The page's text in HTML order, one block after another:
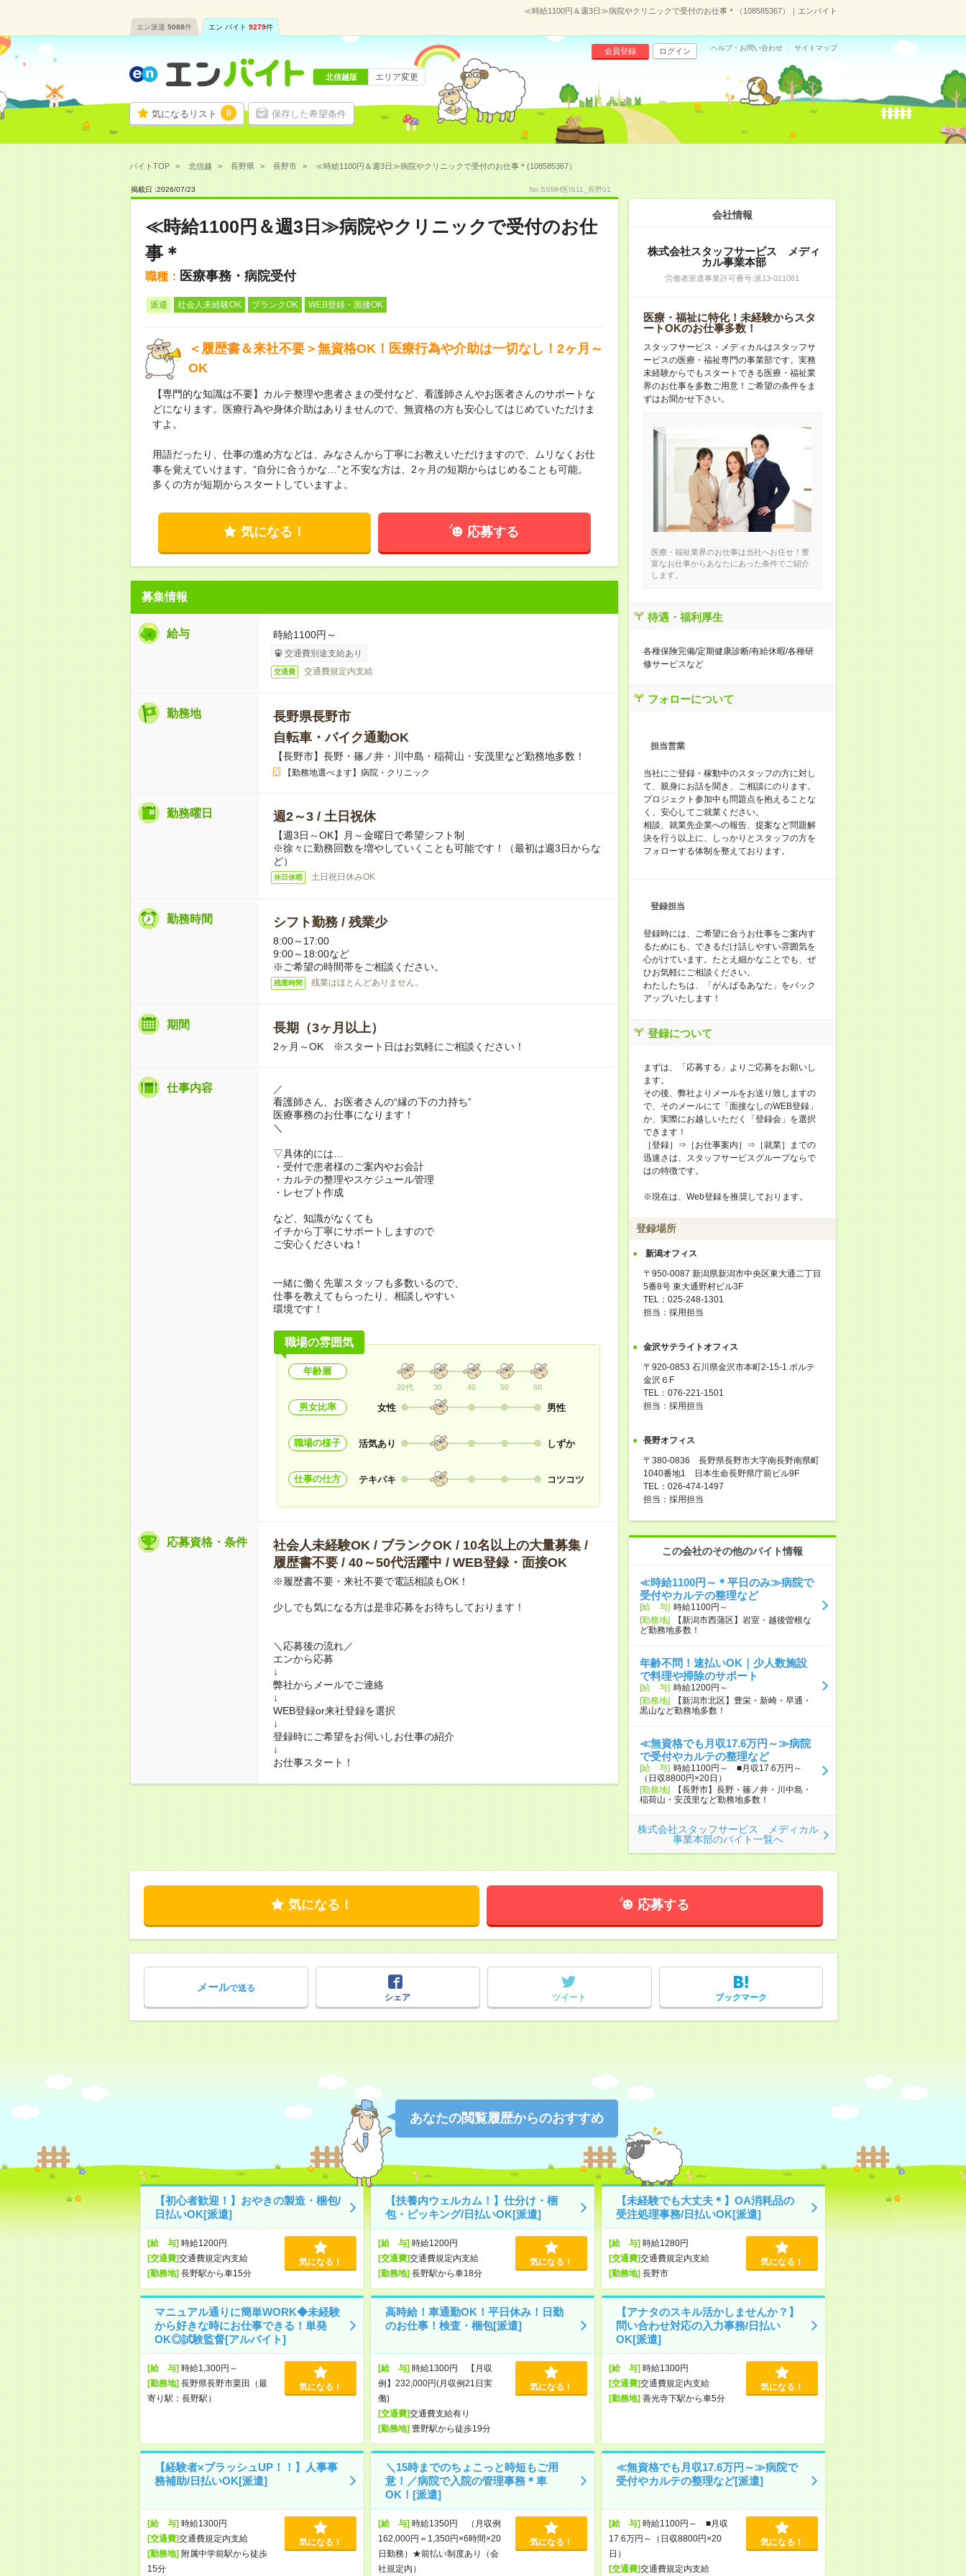
≪時給1100円＆週3日≫病院やクリニックで受付のお仕事＊（108585367）｜エンバイト
エン派遣 5088件 エン バイト 9279件
気になるリスト 0 保存した希望条件
会員登録 ログイン ヘルプ・お問い合わせ サイトマップ
北信越版 エリア変更
バイトTOP 北信越 長野県 長野市 ≪時給1100円＆週3日≫病院やクリニックで受付のお仕事＊(108585367）
掲載日 :2026/07/23 No.SSMH医IS11_長野01
≪時給1100円＆週3日≫病院やクリニックで受付のお仕
事＊
職種： 医療事務・病院受付
派遣 社会人未経験OK ブランクOK WEB登録・面接OK
＜履歴書＆来社不要＞無資格OK！医療行為や介助は一切なし！2ヶ月～
OK
【専門的な知識は不要】カルテ整理や患者さまの受付など、看護師さんやお医者さんのサポートな
どになります。医療行為や身体介助はありませんので、無資格の方も安心してはじめていただけま
すよ。
用語だったり、仕事の進め方などは、みなさんから丁寧にお教えいただけますので、ムリなくお仕
事を覚えていけます。“自分に合うかな…”と不安な方は、2ヶ月の短期からはじめることも可能。
多くの方が短期からスタートしていますよ。
気になる！ 応募する
募集情報
給与 時給1100円～
交通費別途支給あり
交通費 交通費規定内支給
勤務地
長野県長野市
自転車・バイク通勤OK
【長野市】長野・篠ノ井・川中島・稲荷山・安茂里など勤務地多数！
【勤務地選べます】病院・クリニック
勤務曜日 週2～3 / 土日祝休
【週3日～OK】月～金曜日で希望シフト制
※徐々に勤務回数を増やしていくことも可能です！（最初は週3日からな
ど）
休日休暇 土日祝日休みOK
勤務時間 シフト勤務 / 残業少
8:00～17:00
9:00～18:00など
※ご希望の時間帯をご相談ください。
残業時間 残業はほとんどありません。
期間 長期（3ヶ月以上）
2ヶ月～OK ※スタート日はお気軽にご相談ください！
仕事内容
／
看護師さん、お医者さんの“縁の下の力持ち”
医療事務のお仕事になります！
＼
▽具体的には…
・受付で患者様のご案内やお会計
・カルテの整理やスケジュール管理
・レセプト作成
など、知識がなくても
イチから丁寧にサポートしますので
ご安心くださいね！
一緒に働く先輩スタッフも多数いるので、
仕事を教えてもらったり、相談しやすい
環境です！
職場の雰囲気
年齢層
20代 30 40 50 60
男女比率 女性 男性
職場の様子 活気あり しずか
仕事の仕方 テキパキ コツコツ
応募資格・条件
社会人未経験OK / ブランクOK / 10名以上の大量募集 /
履歴書不要 / 40～50代活躍中 / WEB登録・面接OK
※履歴書不要・来社不要で電話相談もOK！
少しでも気になる方は是非応募をお待ちしております！
＼応募後の流れ／
エンから応募
↓
弊社からメールでご連絡
↓
WEB登録or来社登録を選択
↓
登録時にご希望をお伺いしお仕事の紹介
↓
お仕事スタート！
会社情報
株式会社スタッフサービス メディ
カル事業本部
労働者派遣事業許可番号:派13-011061
医療・福祉に特化！未経験からスタ
ートOKのお仕事多数！
スタッフサービス・メディカルはスタッフサ
ービスの医療・福祉専門の事業部です。実務
未経験からでもスタートできる医療・福祉業
界のお仕事を多数ご用意！ご希望の条件をま
ずはお聞かせ下さい。
医療・福祉業界のお仕事は当社へお任せ！豊
富なお仕事からあなたにあった条件でご紹介
します。
待遇・福利厚生
各種保険完備/定期健康診断/有給休暇/各種研
修サービスなど
フォローについて
担当営業
当社にご登録・稼動中のスタッフの方に対し
て、親身にお話を聞き、ご相談にのります。
プロジェクト参加中も問題点を抱えることな
く、安心してご就業ください。
相談、就業先企業への報告、提案など問題解
決を行う以上に、しっかりとスタッフの方を
フォローする体制を整えております。
登録担当
登録時には、ご希望に合うお仕事をご案内す
るためにも、できるだけ話しやすい雰囲気を
心がけています。たとえ細かなことでも、ぜ
ひお気軽にご相談ください。
わたしたちは、「がんばるあなた」をバック
アップいたします！
登録について
まずは、「応募する」よりご応募をお願いし
ます。
その後、弊社よりメールをお送り致しますの
で、そのメールにて「面接なしのWEB登録」
か、実際にお越しいただく「登録会」を選択
できます！
［登録］⇒［お仕事案内］⇒［就業］までの
迅速さは、スタッフサービスグループならで
はの特徴です。
※現在は、Web登録を推奨しております。
登録場所
新潟オフィス
〒950-0087 新潟県新潟市中央区東大通二丁目
5番8号 東大通野村ビル3F
TEL：025-248-1301
担当：採用担当
金沢サテライトオフィス
〒920-0853 石川県金沢市本町2-15-1 ポルテ
金沢６F
TEL：076-221-1501
担当：採用担当
長野オフィス
〒380-0836 長野県長野市大字南長野南県町
1040番地1 日本生命長野県庁前ビル9F
TEL：026-474-1497
担当：採用担当
この会社のその他のバイト情報
≪時給1100円～＊平日のみ≫病院で
受付やカルテの整理など
[給 与] 時給1100円～
[勤務地]
【新潟市西蒲区】岩室・越後曽根な
ど勤務地多数！
年齢不問！速払いOK｜少人数施設
で料理や掃除のサポート
[給 与] 時給1200円～
[勤務地]
【新潟市北区】豊栄・新崎・早通・
黒山など勤務地多数！
≪無資格でも月収17.6万円～≫病院
で受付やカルテの整理など
[給 与] 時給1100円～ ■月収17.6万円～
（日収8800円×20日）
[勤務地]
【長野市】長野・篠ノ井・川中島・
稲荷山・安茂里など勤務地多数！
株式会社スタッフサービス メディカル
事業本部のバイト一覧へ
気になる！ 応募する
メールで送る
シェア
ツイート ブックマーク
あなたの閲覧履歴からのおすすめ
【初心者歓迎！】おやきの製造・梱包/
日払いOK[派遣]
[給 与]時給1200円
[交通費]交通費規定内支給
[勤務地]長野駅から車15分
気になる！
【扶養内ウェルカム！】仕分け・梱
包・ピッキング/日払いOK[派遣]
[給 与]時給1200円
[交通費]交通費規定内支給
[勤務地]長野駅から車18分
気になる！
【未経験でも大丈夫＊】OA消耗品の
受注処理事務/日払いOK[派遣]
[給 与]時給1280円
[交通費]交通費規定内支給
[勤務地]長野市
気になる！
マニュアル通りに簡単WORK◆未経験
から好きな時にお仕事できる！単発
OK◎試験監督[アルバイト]
[給 与]時給1,300円～
[勤務地]長野県長野市栗田（最
寄り駅：長野駅）
気になる！
高時給！車通勤OK！平日休み！日勤
のお仕事！検査・梱包[派遣]
[給 与]時給1300円 【月収
例】232,000円(月収例21日実
働)
[交通費]交通費支給有り
[勤務地]豊野駅から徒歩19分
気になる！
【アナタのスキル活かしませんか？】
問い合わせ対応の入力事務/日払い
OK[派遣]
[給 与]時給1300円
[交通費]交通費規定内支給
[勤務地]善光寺下駅から車5分
気になる！
【経験者×ブラッシュUP！！】人事事
務補助/日払いOK[派遣]
[給 与]時給1300円
[交通費]交通費規定内支給
[勤務地]附属中学前駅から徒歩
15分
気になる！
＼15時までのちょこっと時短もご用
意！／病院で入院の管理事務＊車
OK！[派遣]
[給 与]時給1350円 （月収例
162,000円＝1,350円×6時間×20
日勤務）★前払い制度あり（会
社規定内）
気になる！
≪無資格でも月収17.6万円～≫病院で
受付やカルテの整理など[派遣]
[給 与]時給1100円～ ■月収
17.6万円～（日収8800円×20
日）
[交通費]交通費規定内支給
気になる！